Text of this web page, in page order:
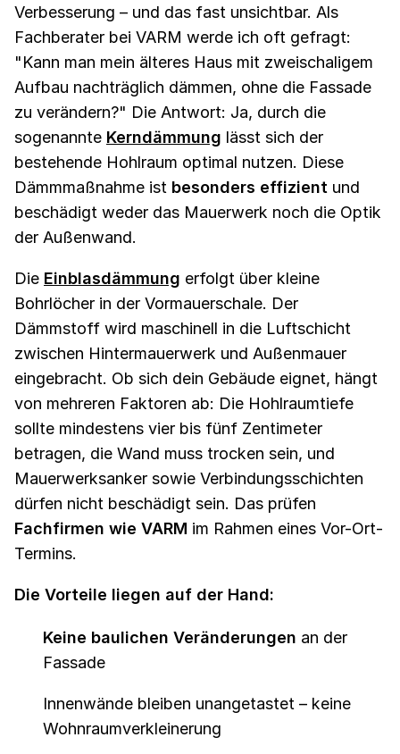
Verbesserung – und das fast unsichtbar. Als
Fachberater bei VARM werde ich oft gefragt:
"Kann man mein älteres Haus mit zweischaligem
Aufbau nachträglich dämmen, ohne die Fassade
zu verändern?" Die Antwort: Ja, durch die
sogenannte Kerndämmung lässt sich der
bestehende Hohlraum optimal nutzen. Diese
Dämmmaßnahme ist besonders effizient und
beschädigt weder das Mauerwerk noch die Optik
der Außenwand.
Die Einblasdämmung erfolgt über kleine
Bohrlöcher in der Vormauerschale. Der
Dämmstoff wird maschinell in die Luftschicht
zwischen Hintermauerwerk und Außenmauer
eingebracht. Ob sich dein Gebäude eignet, hängt
von mehreren Faktoren ab: Die Hohlraumtiefe
sollte mindestens vier bis fünf Zentimeter
betragen, die Wand muss trocken sein, und
Mauerwerksanker sowie Verbindungsschichten
dürfen nicht beschädigt sein. Das prüfen
Fachfirmen wie VARM im Rahmen eines Vor-Ort-
Termins.
Die Vorteile liegen auf der Hand:
Keine baulichen Veränderungen an der
Fassade
Innenwände bleiben unangetastet – keine
Wohnraumverkleinerung